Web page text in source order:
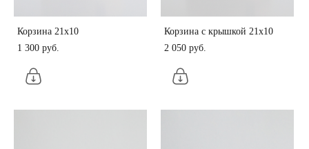
Корзина 21х10
1 300 pуб.
Корзина с крышкой 21х10
2 050 pуб.